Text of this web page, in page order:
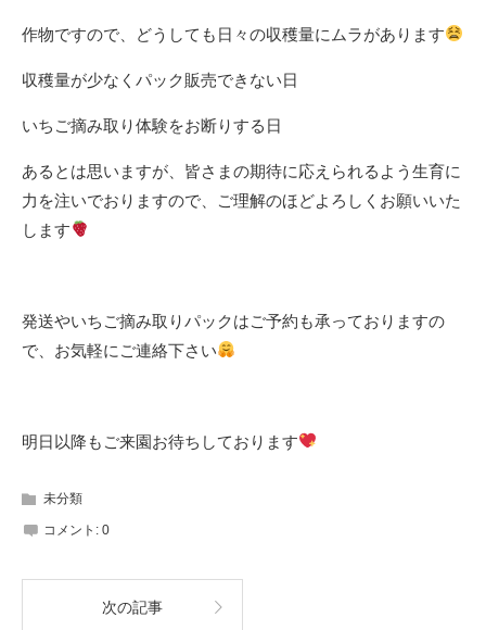
作物ですので、どうしても日々の収穫量にムラがあります
収穫量が少なくパック販売できない日
いちご摘み取り体験をお断りする日
あるとは思いますが、皆さまの期待に応えられるよう生育に
力を注いでおりますので、ご理解のほどよろしくお願いいた
します
発送やいちご摘み取りパックはご予約も承っておりますの
で、お気軽にご連絡下さい
明日以降もご来園お待ちしております
未分類
コメント: 0
次の記事